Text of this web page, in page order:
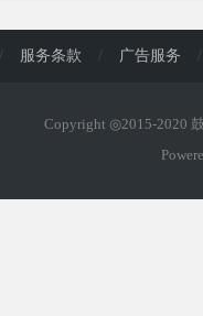
/ 服务条款 / 广告服务 /
Copyright ◎2015-2020